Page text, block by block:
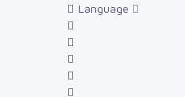
Language